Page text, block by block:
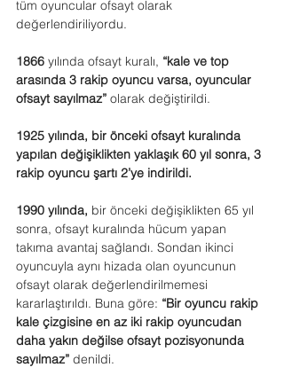
tüm oyuncular ofsayt olarak
değerlendiriliyordu.
1866 yılında ofsayt kuralı, “kale ve top
arasında 3 rakip oyuncu varsa, oyuncular
ofsayt sayılmaz” olarak değiştirildi.
1925 yılında, bir önceki ofsayt kuralında
yapılan değişiklikten yaklaşık 60 yıl sonra, 3
rakip oyuncu şartı 2’ye indirildi.
1990 yılında, bir önceki değişiklikten 65 yıl
sonra, ofsayt kuralında hücum yapan
takıma avantaj sağlandı. Sondan ikinci
oyuncuyla aynı hizada olan oyuncunun
ofsayt olarak değerlendirilmemesi
kararlaştırıldı. Buna göre: “Bir oyuncu rakip
kale çizgisine en az iki rakip oyuncudan
daha yakın değilse ofsayt pozisyonunda
sayılmaz” denildi.